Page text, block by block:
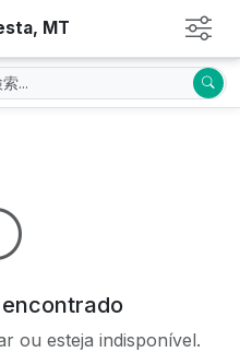
MT
ou esteja indisponível.